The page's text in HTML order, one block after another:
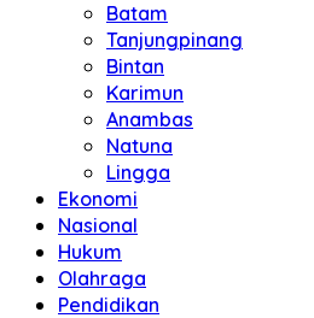
Batam
Tanjungpinang
Bintan
Karimun
Anambas
Natuna
Lingga
Ekonomi
Nasional
Hukum
Olahraga
Pendidikan